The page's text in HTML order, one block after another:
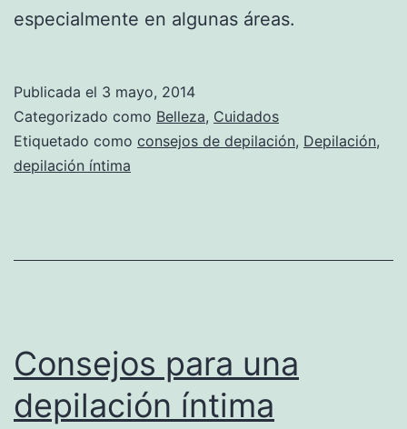
especialmente en algunas áreas.
Publicada el 3 mayo, 2014
Categorizado como Belleza, Cuidados
Etiquetado como consejos de depilación, Depilación,
depilación íntima
Consejos para una
depilación íntima